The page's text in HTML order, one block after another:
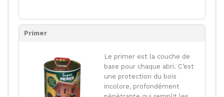
Primer
Le primer est la couche de
base pour chaque abri. C’est
une protection du bois
incolore, profondément